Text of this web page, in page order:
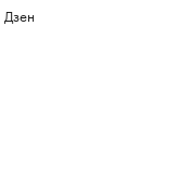
Дзен